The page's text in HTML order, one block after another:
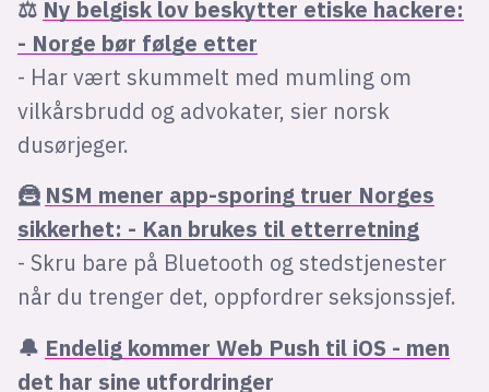
⚖️ Ny belgisk lov beskytter etiske hackere:
- Norge bør følge etter
- Har vært skummelt med mumling om
vilkårsbrudd og advokater, sier norsk
dusørjeger.
🦹 NSM mener app-sporing truer Norges
sikkerhet: - Kan brukes til etterretning
- Skru bare på Bluetooth og stedstjenester
når du trenger det, oppfordrer seksjonssjef.
🔔 Endelig kommer Web Push til iOS - men
det har sine utfordringer